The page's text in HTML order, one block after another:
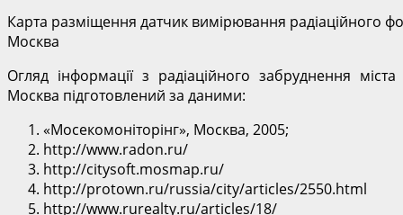
Карта разміщення датчик вимірювання радіаційного
Москва
Огляд інформації з радіаційного забруднення міста
Москва підготовлений за даними:
«Мосекомоніторінг», Москва, 2005;
http://www.radon.ru/
http://citysoft.mosmap.ru/
http://protown.ru/russia/city/articles/2550.html
http://www.rurealty.ru/articles/18/